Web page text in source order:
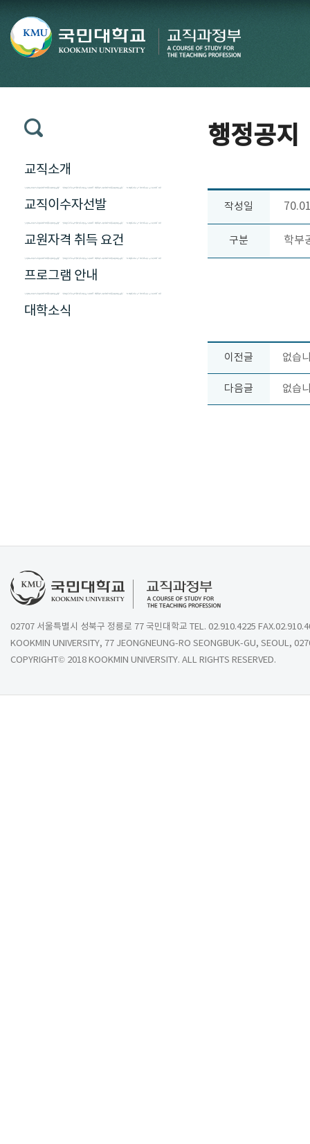
교직소개
교직이수자선발
교원자격 취득 요건
프로그램 안내
대학소식
행정공지
작성일
구분 학부
이전글 없습
다음글 없습
02707 서울특별시 성북구 정릉로 77 국민대학교 TEL. 02.910.4225
KOOKMIN UNIVERSITY, 77 JEONGNEUNG-RO SEONGBUK-GU, SEOUL,
COPYRIGHT© 2018 KOOKMIN UNIVERSITY. ALL RIGHTS RESERVED.